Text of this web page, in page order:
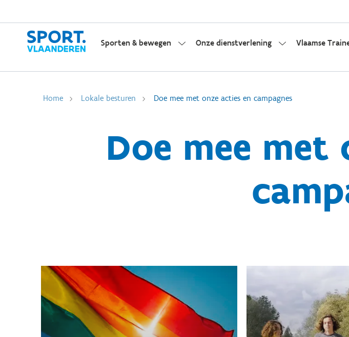
Sporten & bewegen Onze dienstverlening Vlaamse
Home Lokale besturen Doe mee met onze acties en campagnes
Doe mee met